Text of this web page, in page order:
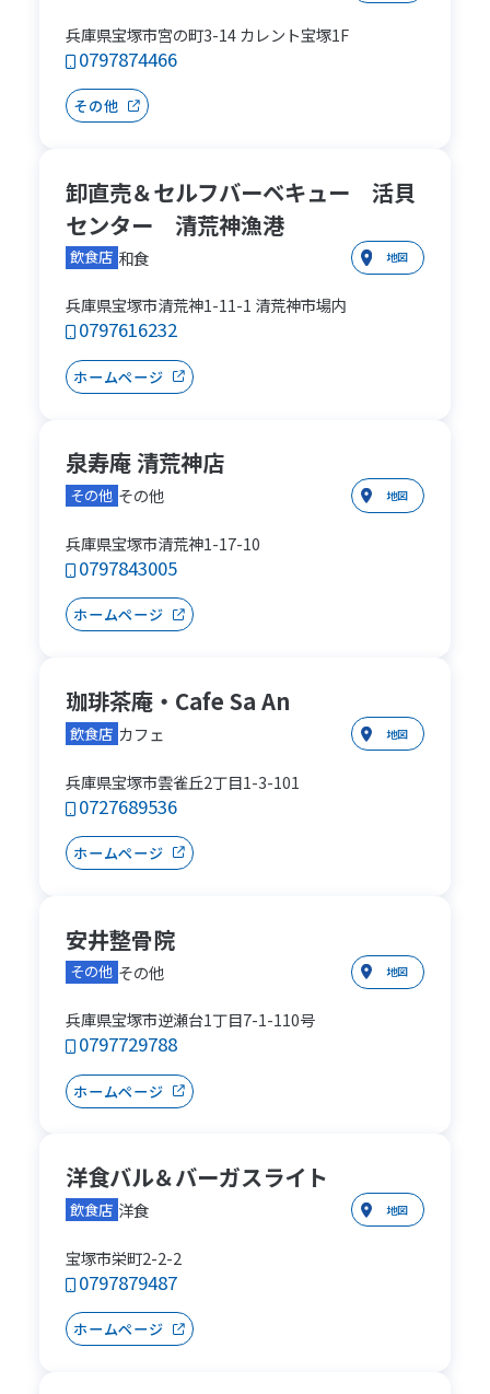
兵庫県宝塚市宮の町3-14 カレント宝塚1F
0797874466
その他
卸直売＆セルフバーベキュー 活貝
センター 清荒神漁港
飲食店 和食 地図
兵庫県宝塚市清荒神1-11-1 清荒神市場内
0797616232
ホームページ
泉寿庵 清荒神店
その他 その他 地図
兵庫県宝塚市清荒神1-17-10
0797843005
ホームページ
珈琲茶庵・Cafe Sa An
飲食店 カフェ 地図
兵庫県宝塚市雲雀丘2丁目1-3-101
0727689536
ホームページ
安井整骨院
その他 その他 地図
兵庫県宝塚市逆瀬台1丁目7-1-110号
0797729788
ホームページ
洋食バル＆バーガスライト
飲食店 洋食 地図
宝塚市栄町2-2-2
0797879487
ホームページ